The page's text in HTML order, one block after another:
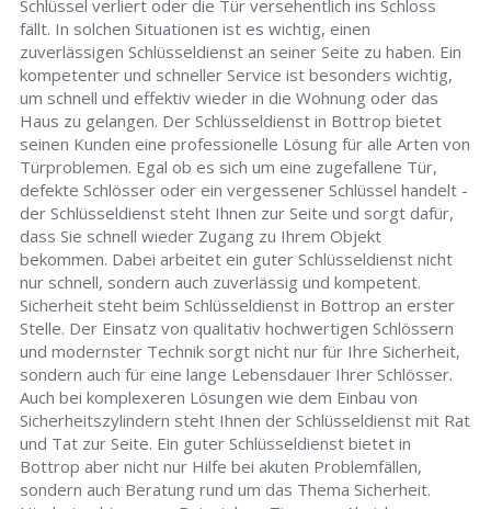
Schlüssel verliert oder die Tür versehentlich ins Schloss
fällt. In solchen Situationen ist es wichtig, einen
zuverlässigen Schlüsseldienst an seiner Seite zu haben. Ein
kompetenter und schneller Service ist besonders wichtig,
um schnell und effektiv wieder in die Wohnung oder das
Haus zu gelangen. Der Schlüsseldienst in Bottrop bietet
seinen Kunden eine professionelle Lösung für alle Arten von
Türproblemen. Egal ob es sich um eine zugefallene Tür,
defekte Schlösser oder ein vergessener Schlüssel handelt -
der Schlüsseldienst steht Ihnen zur Seite und sorgt dafür,
dass Sie schnell wieder Zugang zu Ihrem Objekt
bekommen. Dabei arbeitet ein guter Schlüsseldienst nicht
nur schnell, sondern auch zuverlässig und kompetent.
Sicherheit steht beim Schlüsseldienst in Bottrop an erster
Stelle. Der Einsatz von qualitativ hochwertigen Schlössern
und modernster Technik sorgt nicht nur für Ihre Sicherheit,
sondern auch für eine lange Lebensdauer Ihrer Schlösser.
Auch bei komplexeren Lösungen wie dem Einbau von
Sicherheitszylindern steht Ihnen der Schlüsseldienst mit Rat
und Tat zur Seite. Ein guter Schlüsseldienst bietet in
Bottrop aber nicht nur Hilfe bei akuten Problemfällen,
sondern auch Beratung rund um das Thema Sicherheit.